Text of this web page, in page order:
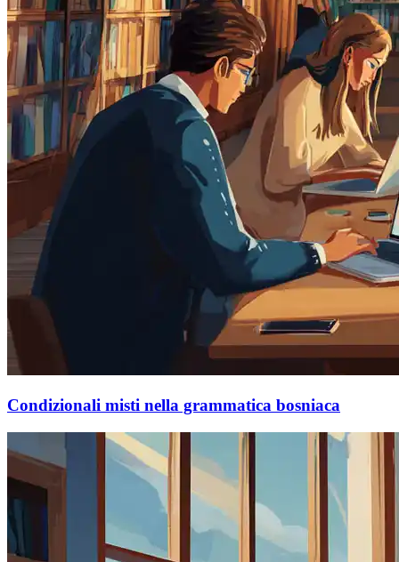
Condizionali misti nella grammatica bosniaca